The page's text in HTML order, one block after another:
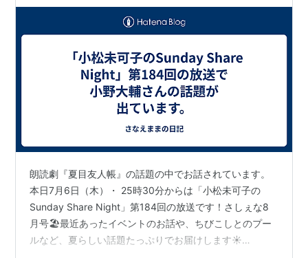
ューする。
2016年、トイズファクトリーに移籍し、Q-MHzの全面
主な出演作品
ョーイ〉）
遊☆戯☆王ZEXAL（観月小鳥）
ラストエグザイル-銀翼のファム-（エリオ）
夏色キセキ（啓太）
ハイスクールD×D（花戒）
朗読劇『夏目友人帳』の話題の中でお話されています。
本日7月6日（木）・ 25時30分からは「小松未可子の
Sunday Share Night」第184回の放送です！さしぇな8
月号🏖️最近あったイベントのお話や、ちびこしとのプー
ルなど、夏らしい話題たっぷりでお届けします☀️